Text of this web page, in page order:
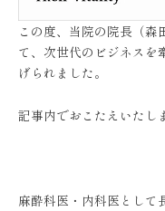
この度、当院の院長（森
て、次世代のビジネスを
げられました。
記事内でおこたえいたし
麻酔科医・内科医として